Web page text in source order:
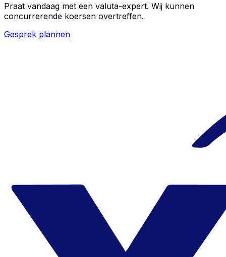
Praat vandaag met een valuta-expert. Wij kunnen
concurrerende koersen overtreffen.
Gesprek plannen